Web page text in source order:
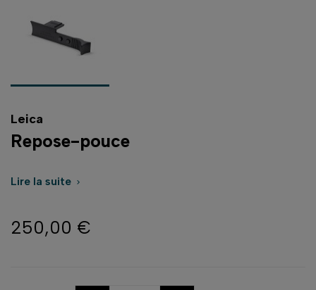
Leica
Repose-pouce
Lire la suite 
250,00 €